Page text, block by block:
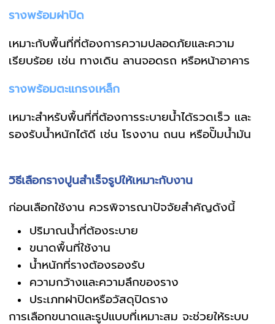
รางพร้อมฝาปิด
เหมาะกับพื้นที่ที่ต้องการความปลอดภัยและความ
เรียบร้อย เช่น ทางเดิน ลานจอดรถ หรือหน้าอาคาร
รางพร้อมตะแกรงเหล็ก
เหมาะสำหรับพื้นที่ที่ต้องการระบายน้ำได้รวดเร็ว และ
รองรับน้ำหนักได้ดี เช่น โรงงาน ถนน หรือปั๊มน้ำมัน
วิธีเลือกรางปูนสำเร็จรูปให้เหมาะกับงาน
ก่อนเลือกใช้งาน ควรพิจารณาปัจจัยสำคัญดังนี้
ปริมาณน้ำที่ต้องระบาย
ขนาดพื้นที่ใช้งาน
น้ำหนักที่รางต้องรองรับ
ความกว้างและความลึกของราง
ประเภทฝาปิดหรือวัสดุปิดราง
การเลือกขนาดและรูปแบบที่เหมาะสม จะช่วยให้ระบบ